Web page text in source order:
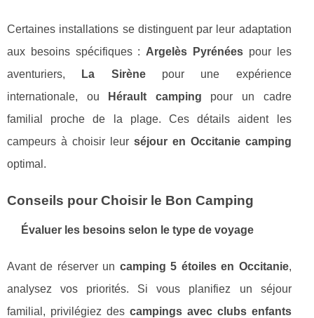
Certaines installations se distinguent par leur adaptation
aux besoins spécifiques : Argelès Pyrénées pour les
aventuriers,
La Sirènepour une expérience
internationale, ou
Hérault camping pour un cadre
familial proche de la plage. Ces détails aident les
campeurs à choisir leur séjour en Occitanie camping
optimal.
Conseils pour Choisir le Bon Camping
Évaluer les besoins selon le type de voyage
Avant de réserver un camping 5 étoiles en Occitanie,
analysez vos priorités. Si vous planifiez un séjour
familial, privilégiez des campings avec clubs enfants